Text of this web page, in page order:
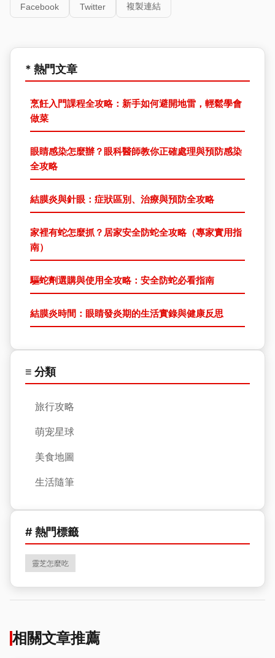
Facebook Twitter 複製連結
* 熱門文章
烹飪入門課程全攻略：新手如何避開地雷，輕鬆學會
做菜
眼睛感染怎麼辦？眼科醫師教你正確處理與預防感染
全攻略
結膜炎與針眼：症狀區別、治療與預防全攻略
家裡有蛇怎麼抓？居家安全防蛇全攻略（專家實用指
南）
驅蛇劑選購與使用全攻略：安全防蛇必看指南
結膜炎時間：眼睛發炎期的生活實錄與健康反思
≡ 分類
旅行攻略
萌宠星球
美食地圖
生活隨筆
# 熱門標籤
靈芝怎麼吃
相關文章推薦